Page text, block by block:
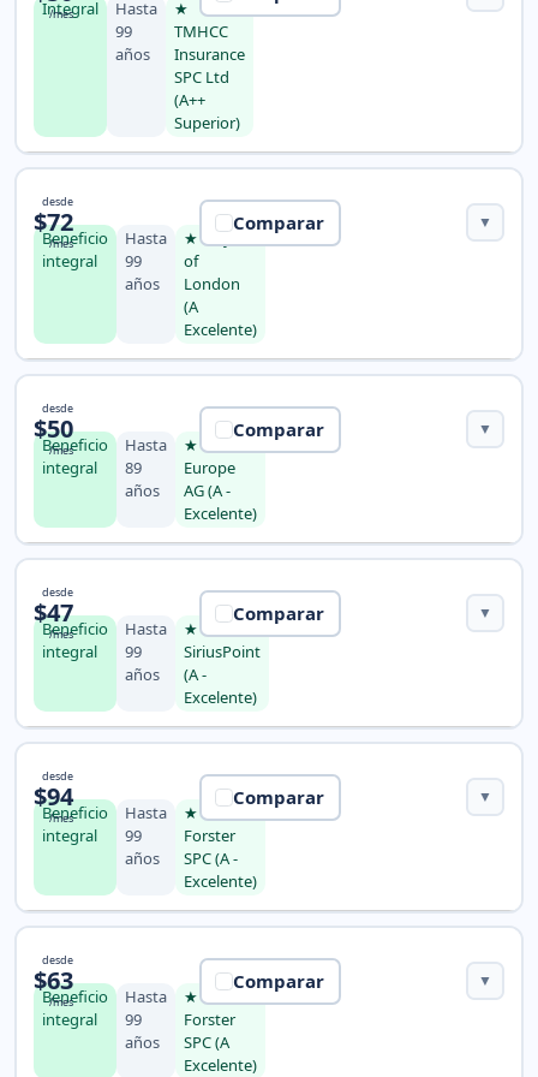
Integral
Hasta
99
años
★
TMHCC
Insurance
SPC Ltd
(A++
Superior)
/mes
Seguro Visit USA HealthCare Superior
Beneficio
integral
Hasta
99
años
★ Lloyd's
of
London
(A
Excelente)
desde
$72
/mes
Comparar ▼
Seguro Safe Travels USA Comprehensive
Beneficio
integral
Hasta
89
años
★ Zurich
Europe
AG (A -
Excelente)
desde
$50
/mes
Comparar ▼
Seguro Patriot America Plus
Beneficio
integral
Hasta
99
años
★
SiriusPoint
(A -
Excelente)
desde
$47
/mes
Comparar ▼
Seguro Travel Medical Choice
Beneficio
integral
Hasta
99
años
★ Crum &
Forster
SPC (A -
Excelente)
desde
$94
/mes
Comparar ▼
Seguro Diplomat America
Beneficio
integral
Hasta
99
años
★ Crum &
Forster
SPC (A
Excelente)
desde
$63
/mes
Comparar ▼